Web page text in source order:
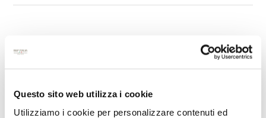
Questo sito web utilizza i cookie
Utilizziamo i cookie per personalizzare contenuti ed